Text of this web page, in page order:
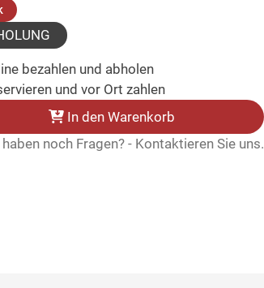
(ausgewählt)
bezahlen und abholen
und vor Ort zahlen
In den Warenkorb
haben noch Fragen? - Kontaktieren Sie uns.